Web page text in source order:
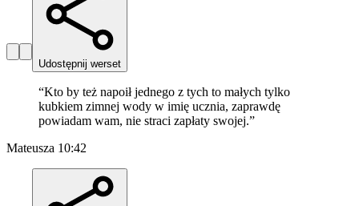
Udostępnij werset
“Kto by też napoił jednego z tych to małych tylko
kubkiem zimnej wody w imię ucznia, zaprawdę
powiadam wam, nie straci zapłaty swojej.”
Mateusza 10:42